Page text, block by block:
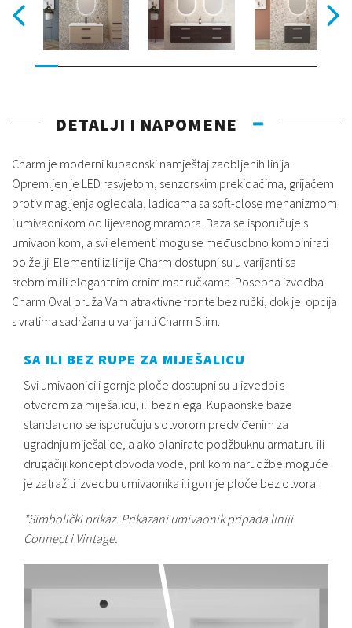
DETALJI I NAPOMENE
Charm je moderni kupaonski namještaj zaobljenih linija.
Opremljen je LED rasvjetom, senzorskim prekidačima, grijačem
protiv magljenja ogledala, ladicama sa soft-close mehanizmom
i umivaonikom od lijevanog mramora. Baza se isporučuje s
umivaonikom, a svi elementi mogu se međusobno kombinirati
po želji. Elementi iz linije Charm dostupni su u varijanti sa
srebrnim ili elegantnim crnim mat ručkama. Posebna izvedba
Charm Oval pruža Vam atraktivne fronte bez ručki, dok je opcija
s vratima sadržana u varijanti Charm Slim.
SA ILI BEZ RUPE ZA MIJEŠALICU
Svi umivaonici i gornje ploče dostupni su u izvedbi s
otvorom za miješalicu, ili bez njega. Kupaonske baze
standardno se isporučuju s otvorom predviđenim za
ugradnju miješalice, a ako planirate podžbuknu armaturu ili
drugačiji koncept dovoda vode, prilikom narudžbe moguće
je zatražiti izvedbu umivaonika ili gornje ploče bez otvora.
*Simbolički prikaz. Prikazani umivaonik pripada liniji
Connect i Vintage.